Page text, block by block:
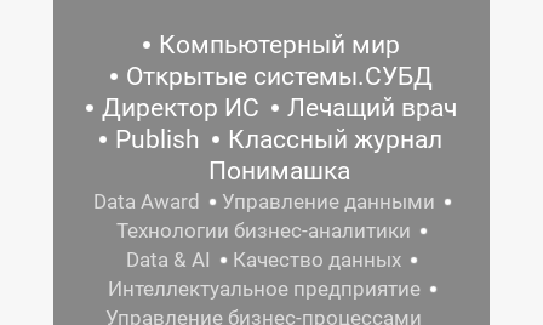
Компьютерный мир
Открытые системы.СУБД
Директор ИС
Лечащий врач
Publish
Классный журнал
Понимашка
Data Award
Управление данными
Технологии бизнес-аналитики
Data & AI
Качество данных
Интеллектуальное предприятие
Управление бизнес-процессами